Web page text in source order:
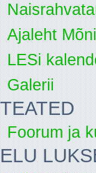
Ajaleht
LESi
Galerii
TEATED
Foorum ja
ELU